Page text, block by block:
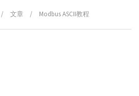
/ 文章 / Modbus ASCII教程